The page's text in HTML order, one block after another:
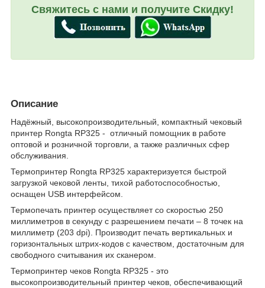
Свяжитесь с нами и получите Скидку!
Описание
Надёжный, высокопроизводительный, компактный чековый
принтер Rongta RP325 - отличный помощник в работе
оптовой и розничной торговли, а также различных сфер
обслуживания.
Термопринтер Rongta RP325 характеризуется быстрой
загрузкой чековой ленты, тихой работоспособностью,
оснащен USB интерфейсом.
Термопечать принтер осуществляет со скоростью 250
миллиметров в секунду с разрешением печати – 8 точек на
миллиметр (203 dpi). Производит печать вертикальных и
горизонтальных штрих-кодов с качеством, достаточным для
свободного считывания их сканером.
Термопринтер чеков Rongta RP325 - это
высокопроизводительный принтер чеков, обеспечивающий